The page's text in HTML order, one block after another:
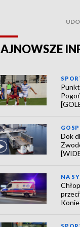
Dok
NA